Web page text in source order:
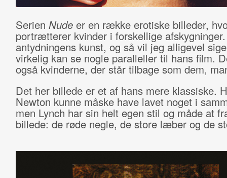
Serien Nudeer en række erotiske billeder,
portrætterer kvinder i forskellige
antydningens kunst, og så vil jeg alligevel
virkelig kan se nogle paralleller til hans film.
også kvinderne, der står tilbage som dem,
Det her billede er et af hans mere klassiske.
Newton kunne måske have lavet noget i
men Lynch har sin helt egen stil og måde at
billede: de røde negle, de store læber og de